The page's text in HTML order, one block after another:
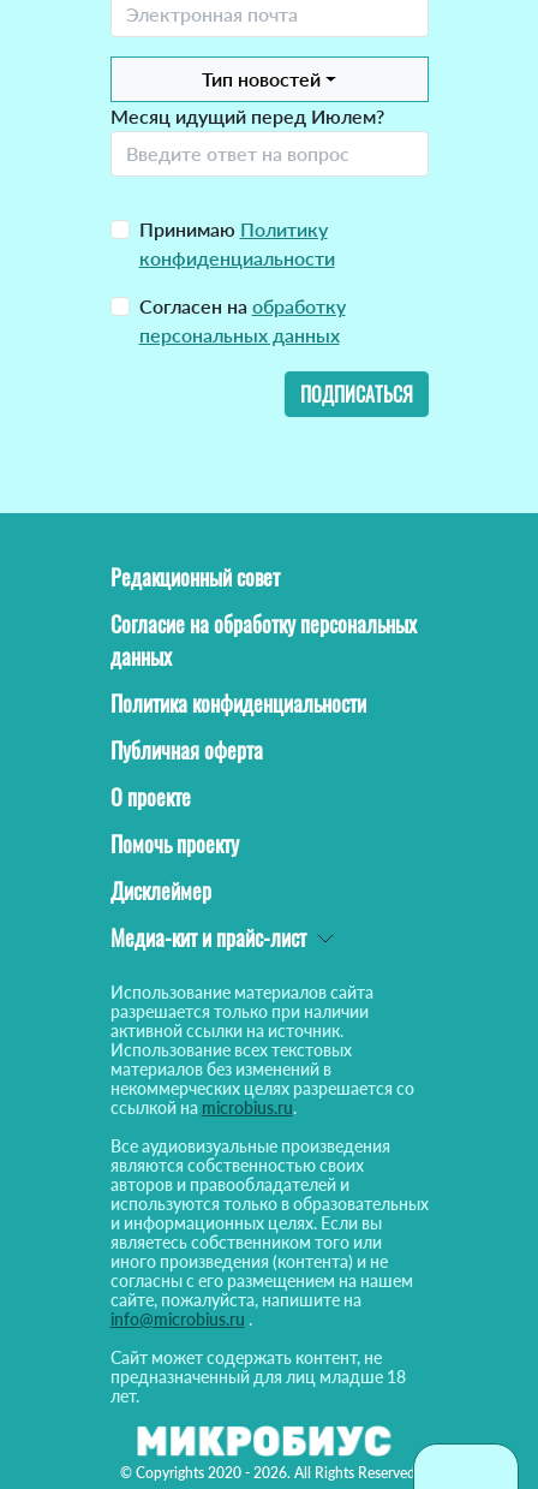
Тип новостей
Месяц идущий перед Июлем?
Принимаю Политику
конфиденциальности
Согласен на обработку
персональных данных
ПОДПИСАТЬСЯ
© Copyrights 2020 - 2026. All Rights Reserved!
Редакционный совет
Согласие на обработку персональных
данных
Политика конфиденциальности
Публичная оферта
О проекте
Помочь проекту
Дисклеймер
Медиа-кит и прайс-лист
Использование материалов сайта
разрешается только при наличии
активной ссылки на источник.
Использование всех текстовых
материалов без изменений в
некоммерческих целях разрешается со
ссылкой на microbius.ru.
Все аудиовизуальные произведения
являются собственностью своих
авторов и правообладателей и
используются только в образовательных
и информационных целях. Если вы
являетесь собственником того или
иного произведения (контента) и не
согласны с его размещением на нашем
сайте, пожалуйста, напишите на
info@microbius.ru .
Сайт может содержать контент, не
предназначенный для лиц младше 18
лет.